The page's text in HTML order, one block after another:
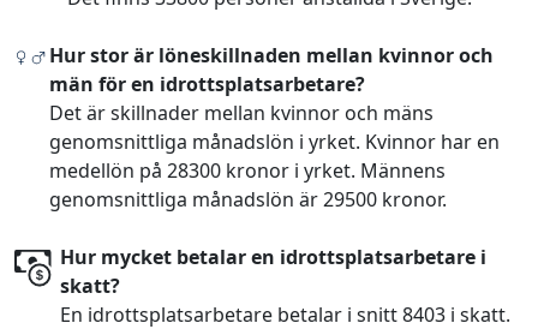
Hur stor är löneskillnaden mellan kvinnor och
män för en idrottsplatsarbetare?
Det är skillnader mellan kvinnor och mäns
genomsnittliga månadslön i yrket. Kvinnor har en
medellön på 28300 kronor i yrket. Männens
genomsnittliga månadslön är 29500 kronor.
Hur mycket betalar en idrottsplatsarbetare i
skatt?
En idrottsplatsarbetare betalar i snitt 8403 i skatt.